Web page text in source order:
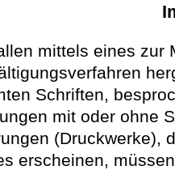
mittels eines zur
Schriften,
mit oder ohne
(Druckwerke),
erscheinen,